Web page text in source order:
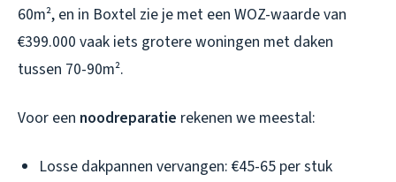
60m², en in Boxtel zie je met een WOZ-waarde van
€399.000 vaak iets grotere woningen met daken
tussen 70-90m².
Voor een noodreparatie rekenen we meestal:
Losse dakpannen vervangen: €45-65 per stuk